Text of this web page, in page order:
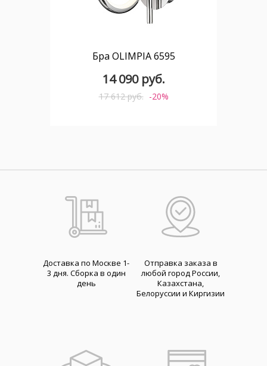
Бра OLIMPIA 6595
14 090 руб.
17 612 руб. -20%
Доставка по Москве 1-
3 дня. Cборка в один
день
Отправка заказа в
любой город России,
Казахстана,
Белоруссии и Киргизии